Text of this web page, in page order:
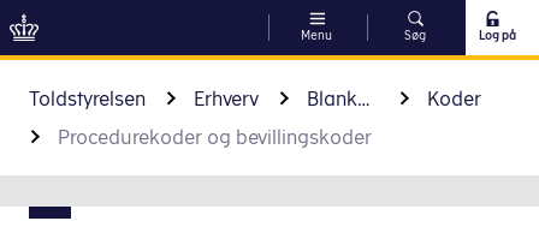
Gå til indhold
Menu Søg Log på
Toldstyrelsen Erhverv Blanketter og koder
Koder
Procedurekoder og bevillingskoder